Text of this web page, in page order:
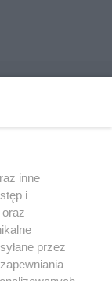
Dystrybucja
Prywatności
inne
i
przez